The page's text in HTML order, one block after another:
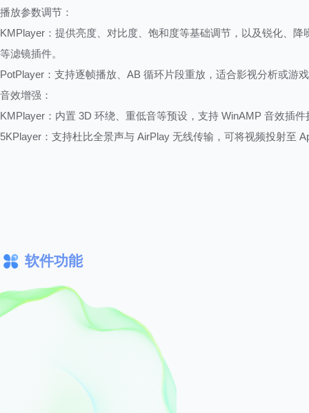
播放参数调节：
KMPlayer：提供亮度、对比度、饱和度等基础调节，以及锐化、降
等滤镜插件。
PotPlayer：支持逐帧播放、AB 循环片段重放，适合影视分析或游
音效增强：
KMPlayer：内置 3D 环绕、重低音等预设，支持 WinAMP 音效插件
5KPlayer：支持杜比全景声与 AirPlay 无线传输，可将视频投射至
定义。软件功能